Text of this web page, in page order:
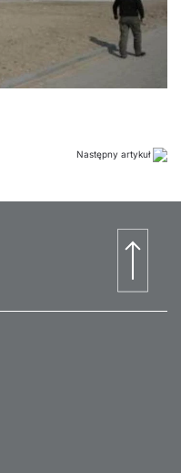
Następny artykuł